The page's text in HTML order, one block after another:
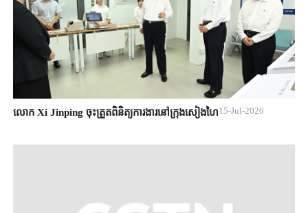
លោក Xi Jinping ចុះត្រួតពិនិត្យការងារនៅក្រុងសៀងហៃ15-Jul-2026